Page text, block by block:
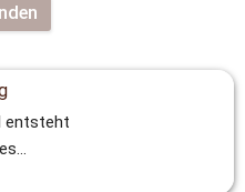
entsteht